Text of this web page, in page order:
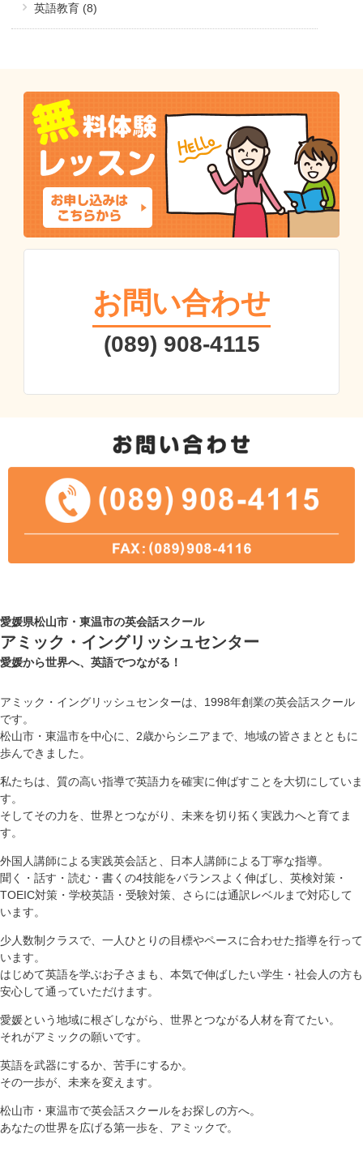
英語教育 (8)
お問い合わせ
(089) 908-4115
愛媛県松山市・東温市の英会話スクール
アミック・イングリッシュセンター
愛媛から世界へ、英語でつながる！
アミック・イングリッシュセンターは、1998年創業の英会話スクール
です。
松山市・東温市を中心に、2歳からシニアまで、地域の皆さまとともに
歩んできました。
私たちは、質の高い指導で英語力を確実に伸ばすことを大切にしていま
す。
そしてその力を、世界とつながり、未来を切り拓く実践力へと育てま
す。
外国人講師による実践英会話と、日本人講師による丁寧な指導。
聞く・話す・読む・書くの4技能をバランスよく伸ばし、英検対策・
TOEIC対策・学校英語・受験対策、さらには通訳レベルまで対応して
います。
少人数制クラスで、一人ひとりの目標やペースに合わせた指導を行って
います。
はじめて英語を学ぶお子さまも、本気で伸ばしたい学生・社会人の方も
安心して通っていただけます。
愛媛という地域に根ざしながら、世界とつながる人材を育てたい。
それがアミックの願いです。
英語を武器にするか、苦手にするか。
その一歩が、未来を変えます。
松山市・東温市で英会話スクールをお探しの方へ。
あなたの世界を広げる第一歩を、アミックで。